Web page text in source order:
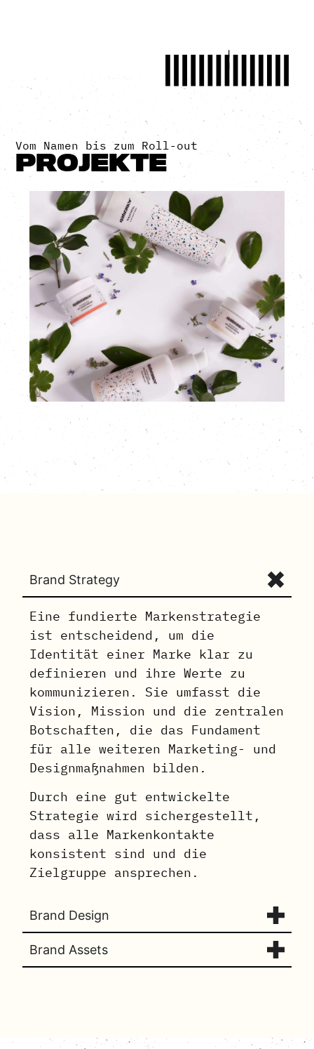
Vom Namen bis zum Roll-out
PROJEKTE
Logo, CD, Webdesign,
Packaging
mehr
Brand Strategy
Eine fundierte Markenstrategie
ist entscheidend, um die
Identität einer Marke klar zu
definieren und ihre Werte zu
kommunizieren. Sie umfasst die
Vision, Mission und die zentralen
Botschaften, die das Fundament
für alle weiteren Marketing- und
Designmaßnahmen bilden.
Durch eine gut entwickelte
Strategie wird sichergestellt,
dass alle Markenkontakte
konsistent sind und die
Zielgruppe ansprechen.
Brand Design
Brand Assets